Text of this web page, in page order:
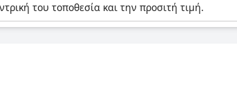
του τοποθεσία και την προσιτή τιμή.